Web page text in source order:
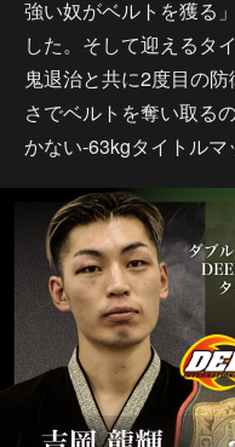
強い奴がベルトを獲る
した。そして迎えるタ
鬼退治と共に2度目の
さでベルトを奪い取る
かない-63kgタイトルマ